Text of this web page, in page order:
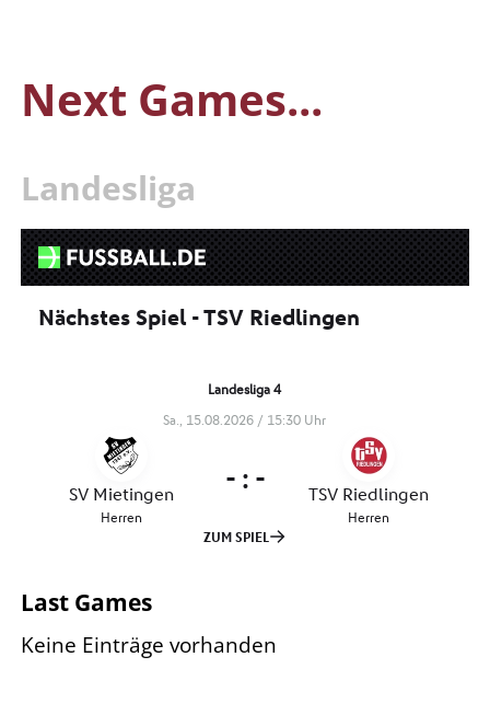
Next Games...
Landesliga
Last Games
Keine Einträge vorhanden